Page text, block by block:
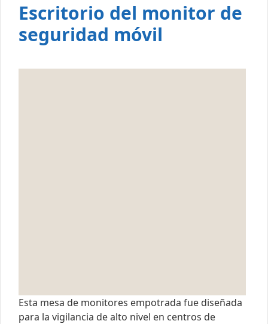
Escritorio del monitor de
seguridad móvil
Esta mesa de monitores empotrada fue diseñada
para la vigilancia de alto nivel en centros de